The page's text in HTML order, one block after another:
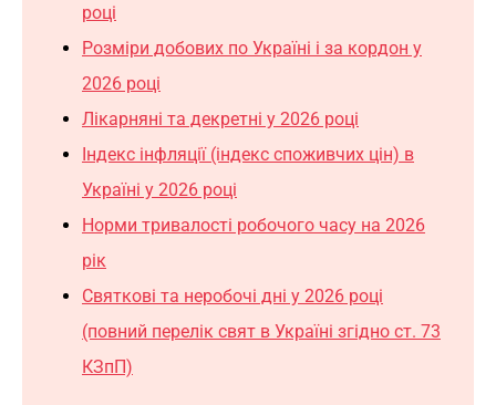
році
Розміри добових по Україні і за кордон у
2026 році
Лікарняні та декретні у 2026 році
Індекс інфляції (індекс споживчих цін) в
Україні у 2026 році
Норми тривалості робочого часу на 2026
рік
Святкові та неробочі дні у 2026 році
(повний перелік свят в Україні згідно ст. 73
КЗпП)